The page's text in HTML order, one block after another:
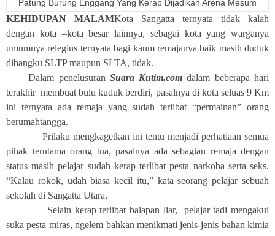
Patung Burung Enggang Yang Kerap Dijadikan Arena Mesum
KEHIDUPAN MALAMKota Sangatta ternyata tidak kalah
dengan kota –kota besar lainnya, sebagai kota yang warganya
umumnya relegius ternyata bagi kaum remajanya baik masih duduk
dibangku SLTP maupun SLTA, tidak.
Dalam penelusuran Suara Kutim.com dalam beberapa hari
terakhir membuat bulu kuduk berdiri, pasalnya di kota seluas 9 Km
ini ternyata ada remaja yang sudah terlibat “permainan” orang
berumahtangga.
Prilaku mengkagetkan ini tentu menjadi perhatiaan semua
pihak terutama orang tua, pasalnya ada sebagian remaja dengan
status masih pelajar sudah kerap terlibat pesta narkoba serta seks.
“Kalau rokok, udah biasa kecil itu,” kata seorang pelajar sebuah
sekolah di Sangatta Utara.
Selain kerap terlibat balapan liar, pelajar tadi mengakui
suka pesta miras, ngelem bahkan menikmati jenis-jenis bahan kimia